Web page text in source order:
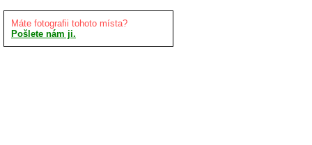
Máte fotografii tohoto místa?
Pošlete nám ji.